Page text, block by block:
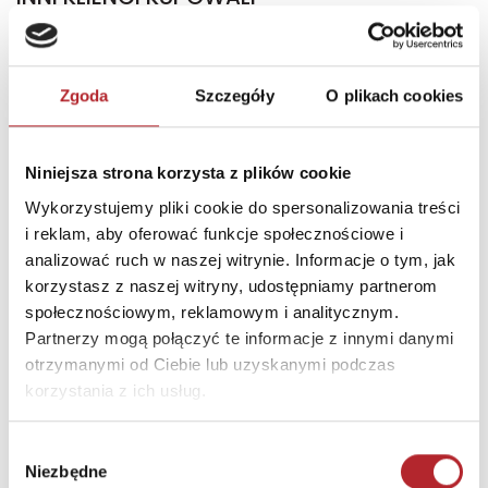
Zgoda Szczegóły O plikach cookies
Niniejsza strona korzysta z plików cookie
Wykorzystujemy pliki cookie do spersonalizowania treści
i reklam, aby oferować funkcje społecznościowe i
analizować ruch w naszej witrynie. Informacje o tym, jak
korzystasz z naszej witryny, udostępniamy partnerom
społecznościowym, reklamowym i analitycznym.
Partnerzy mogą połączyć te informacje z innymi danymi
otrzymanymi od Ciebie lub uzyskanymi podczas
korzystania z ich usług.
zgody
Niezbędne
Brak danych